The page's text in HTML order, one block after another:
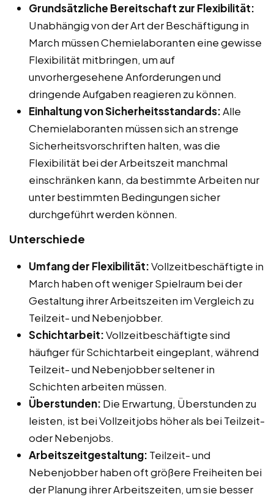
Grundsätzliche Bereitschaft zur Flexibilität:
Unabhängig von der Art der Beschäftigung in
March müssen Chemielaboranten eine gewisse
Flexibilität mitbringen, um auf
unvorhergesehene Anforderungen und
dringende Aufgaben reagieren zu können.
Einhaltung von Sicherheitsstandards:Alle
Chemielaboranten müssen sich an strenge
Sicherheitsvorschriften halten, was die
Flexibilität bei der Arbeitszeit manchmal
einschränken kann, da bestimmte Arbeiten nur
unter bestimmten Bedingungen sicher
durchgeführt werden können.
Unterschiede
Umfang der Flexibilität:Vollzeitbeschäftigte in
March haben oft weniger Spielraum bei der
Gestaltung ihrer Arbeitszeiten im Vergleich zu
Teilzeit- und Nebenjobber.
Schichtarbeit:Vollzeitbeschäftigte sind
häufiger für Schichtarbeit eingeplant, während
Teilzeit- und Nebenjobber seltener in
Schichten arbeiten müssen.
Überstunden: Die Erwartung, Überstunden zu
leisten, ist bei Vollzeitjobs höher als bei Teilzeit-
oder Nebenjobs.
Arbeitszeitgestaltung: Teilzeit- und
Nebenjobber haben oft größere Freiheiten bei
der Planung ihrer Arbeitszeiten, um sie besser